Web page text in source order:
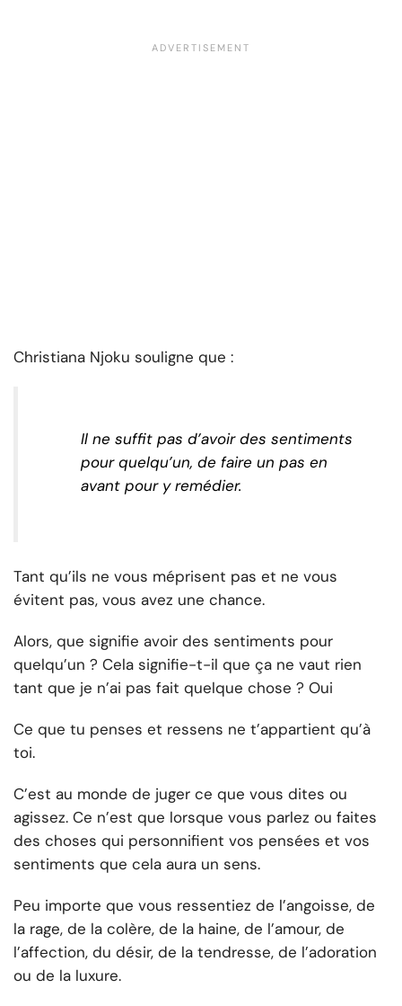
Christiana Njoku souligne que :
Il ne suffit pas d’avoir des sentiments
pour quelqu’un, de faire un pas en
avant pour y remédier.
Tant qu’ils ne vous méprisent pas et ne vous
évitent pas, vous avez une chance.
Alors, que signifie avoir des sentiments pour
quelqu’un ? Cela signifie-t-il que ça ne vaut rien
tant que je n’ai pas fait quelque chose ? Oui
Ce que tu penses et ressens ne t’appartient qu’à
toi.
C’est au monde de juger ce que vous dites ou
agissez. Ce n’est que lorsque vous parlez ou faites
des choses qui personnifient vos pensées et vos
sentiments que cela aura un sens.
Peu importe que vous ressentiez de l’angoisse, de
la rage, de la colère, de la haine, de l’amour, de
l’affection, du désir, de la tendresse, de l’adoration
ou de la luxure.